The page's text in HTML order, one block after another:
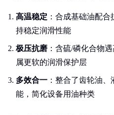
高温稳定 ：合成基础油配
持稳定润滑性能
极压抗磨 ：含硫/磷化合物
属更软的润滑保护层
多效合一 ：整合了齿轮油
能，简化设备用油种类